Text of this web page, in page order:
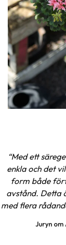
Juryn om
Med ett
enkla och det
form både
avstånd. Detta
med flera